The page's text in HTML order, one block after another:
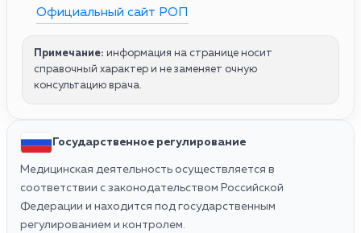
Официальный сайт РОП
Примечание: информация на странице носит
справочный характер и не заменяет очную
консультацию врача.
Государственное регулирование
Медицинская деятельность осуществляется в
соответствии с законодательством Российской
Федерации и находится под государственным
регулированием и контролем.